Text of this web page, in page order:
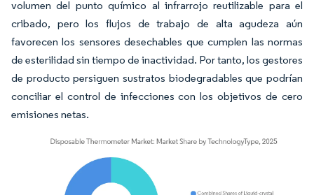
volumen del punto químico al infrarrojo reutilizable para el
cribado, pero los flujos de trabajo de alta agudeza aún
favorecen los sensores desechables que cumplen las normas
de esterilidad sin tiempo de inactividad. Por tanto, los gestores
de producto persiguen sustratos biodegradables que podrían
conciliar el control de infecciones con los objetivos de cero
emisiones netas.